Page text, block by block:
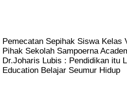
Pemecatan Sepihak Siswa Kelas
Pihak Sekolah Sampoerna
Dr.Joharis Lubis : Pendidikan itu
Education Belajar Seumur Hidup